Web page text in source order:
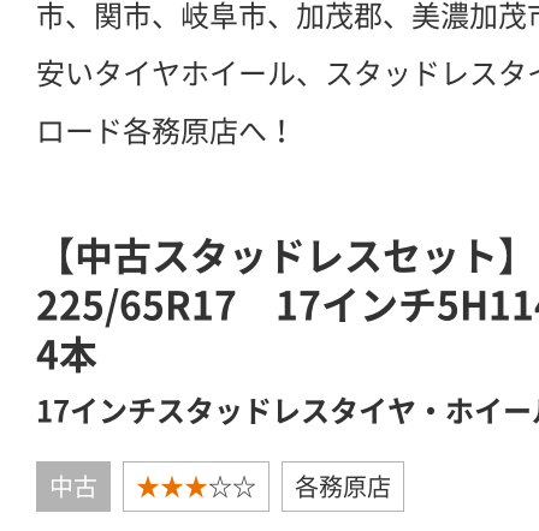
市、関市、岐阜市、加茂郡、美濃加茂
安いタイヤホイール、スタッドレス
ロード各務原店へ！
【中古スタッドレスセット
225/65R17 17インチ
4本
17インチスタッドレスタイヤ・ホイ
中古 ★★★☆☆ 各務原店